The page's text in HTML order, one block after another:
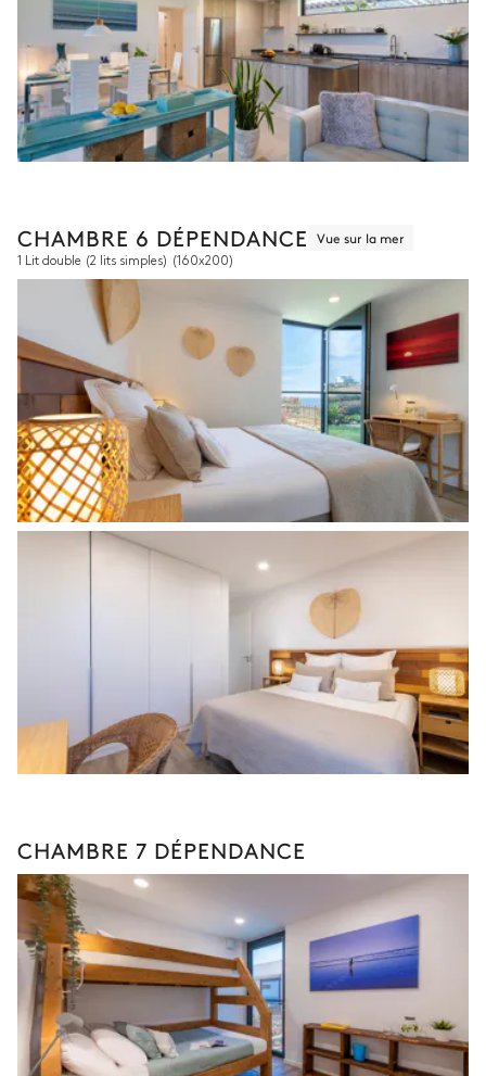
CHAMBRE 6 DÉPENDANCE Vue sur la mer
1 Lit double (2 lits simples) (160x200)
CHAMBRE 7 DÉPENDANCE